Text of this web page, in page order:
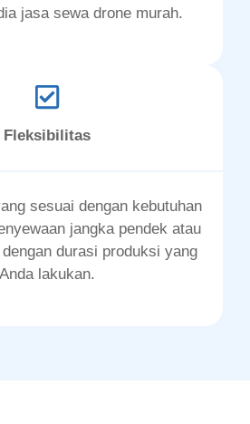
jasa sewa drone murah.
Fleksibilitas
sesuai dengan kebutuhan
jangka pendek atau
durasi produksi yang
Anda lakukan.